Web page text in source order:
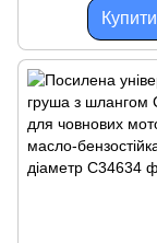
Купити